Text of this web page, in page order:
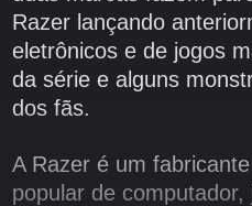
Razer lançando
eletrônicos e de jogos
da série e alguns
dos fãs.
A Razer é um
popular de